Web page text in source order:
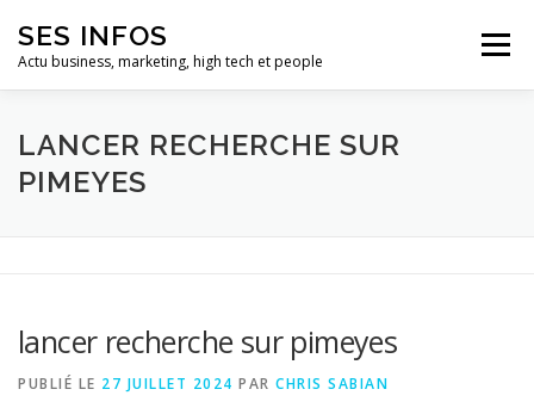
contenu
SES INFOS
Actu business, marketing, high tech et people
Menu
BUSINESS MARKETING
LANCER RECHERCHE SUR
PIMEYES
lancer recherche sur pimeyes
PUBLIÉ LE 27 JUILLET 2024 PAR CHRIS SABIAN